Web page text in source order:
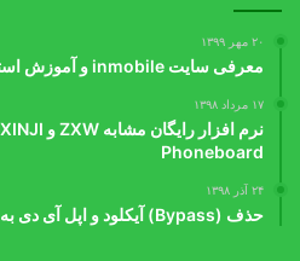
۲۰ مهر ۱۳۹۹
معرفی سایت inmobile و آموزش استفاده از بخش “آی سی یاب”
۱۷ مرداد ۱۳۹۸
Phoneboard
۲۴ آذر ۱۳۹۸
حذف (Bypass) آیکلود و اپل آی دی به صورت آفلاین کاملا رایگان!